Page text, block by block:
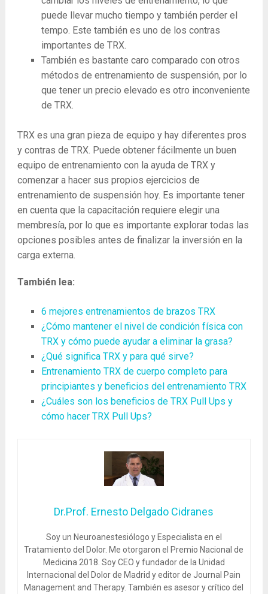
puede llevar mucho tiempo y también perder el
tempo. Este también es uno de los contras
importantes de TRX.
También es bastante caro comparado con otros
métodos de entrenamiento de suspensión, por lo
que tener un precio elevado es otro inconveniente
de TRX.
TRX es una gran pieza de equipo y hay diferentes pros
y contras de TRX. Puede obtener fácilmente un buen
equipo de entrenamiento con la ayuda de TRX y
comenzar a hacer sus propios ejercicios de
entrenamiento de suspensión hoy. Es importante tener
en cuenta que la capacitación requiere elegir una
membresía, por lo que es importante explorar todas las
opciones posibles antes de finalizar la inversión en la
carga externa.
También lea:
6 mejores entrenamientos de brazos TRX
¿Cómo mantener el nivel de condición física con
TRX y cómo puede ayudar a eliminar la grasa?
¿Qué significa TRX y para qué sirve?
Entrenamiento TRX de cuerpo completo para
principiantes y beneficios del entrenamiento TRX
¿Cuáles son los beneficios de TRX Pull Ups y
cómo hacer TRX Pull Ups?
Dr.Prof. Ernesto Delgado Cidranes
Soy un Neuroanestesiólogo y Especialista en el
Tratamiento del Dolor. Me otorgaron el Premio Nacional de
Medicina 2018. Soy CEO y fundador de la Unidad
Internacional del Dolor de Madrid y editor de Journal Pain
Management and Therapy. También es asesor y crítico del